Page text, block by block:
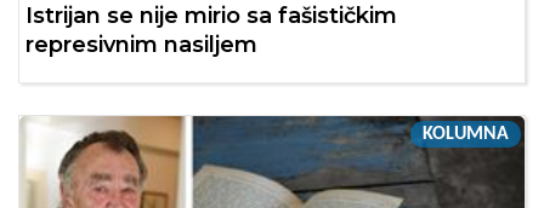
Istrijan se nije mirio sa fašističkim
represivnim nasiljem
KOLUMNA